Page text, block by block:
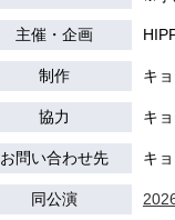
主催・企画
制作 キ
協力 キ
お問い合わせ先 キ
同公演